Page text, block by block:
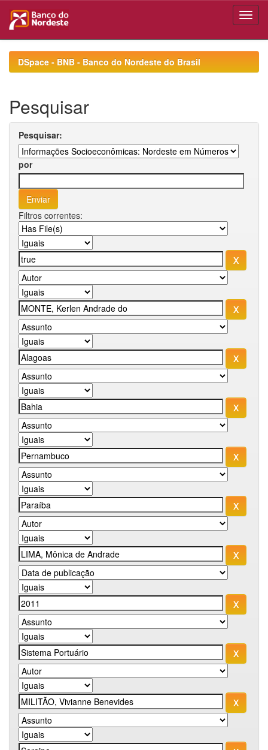
navigationDSpace - BNB - Banco do Nordeste do Brasil
Pesquisar
Pesquisar:
por
Filtros correntes: